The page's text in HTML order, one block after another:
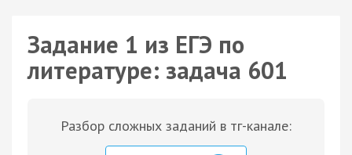
Задание 1 из ЕГЭ по
литературе: задача 601
Разбор сложных заданий в тг-канале: